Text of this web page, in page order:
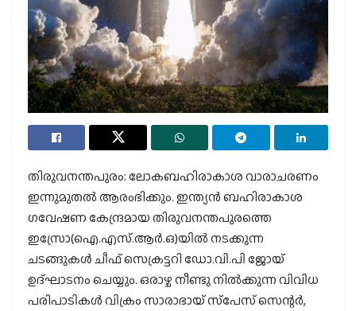
തിരുവനന്തപുരം: ലോകബഹിരാകാശ വാരാചരണം
ഇന്നുമുതൽ ആരംഭിക്കും. ഇന്ത്യൻ ബഹിരാകാശ
ഗവേഷണ കേന്ദ്രമായ തിരുവനന്തപുരത്തെ
ഇസ്രോ(ഐ.എസ്.ആർ.ഒ)യിൽ നടക്കുന്ന
ചടങ്ങുകൾ ചീഫ് സെക്രട്ടറി ഡോ.വി.പി ജോയ്
ഉദ്ഘാടനം ചെയ്യും. ഒരാഴ്ച നീണ്ടു നിൽക്കുന്ന വിവിധ
പരിപാടികൾ വിക്രം സാരാഭായ് സ്‌പേസ് സെന്റർ,